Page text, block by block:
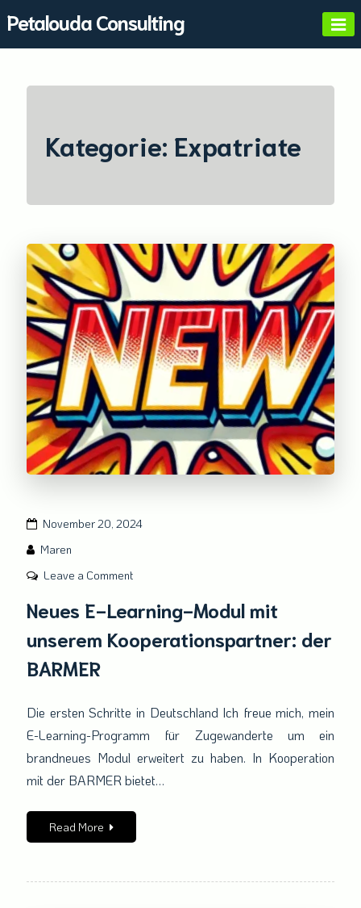
toPetalouda Consulting
Kategorie: Expatriate
November 20, 2024
Maren
Leave a Commenton
E-
Learning-
Modul
Kooperationspartner:
der
BARMER
Neues E-Learning-Modul mit
unserem Kooperationspartner: der
BARMER
Die ersten Schritte in Deutschland Ich freue mich, mein
E-Learning-Programm für Zugewanderte um ein
brandneues Modul erweitert zu haben. In Kooperation
mit der BARMER bietet…
Read More